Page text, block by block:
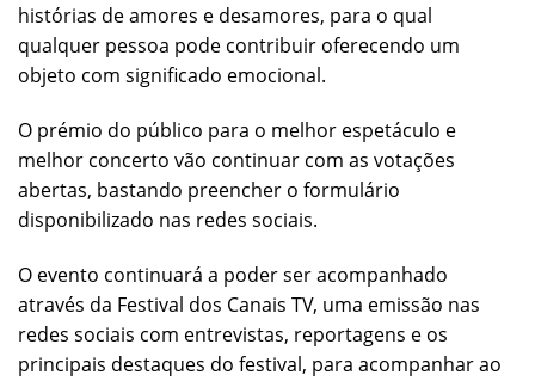
histórias de amores e desamores, para o qual
qualquer pessoa pode contribuir oferecendo um
objeto com significado emocional.
O prémio do público para o melhor espetáculo e
melhor concerto vão continuar com as votações
abertas, bastando preencher o formulário
disponibilizado nas redes sociais.
O evento continuará a poder ser acompanhado
através da Festival dos Canais TV, uma emissão nas
redes sociais com entrevistas, reportagens e os
principais destaques do festival, para acompanhar ao